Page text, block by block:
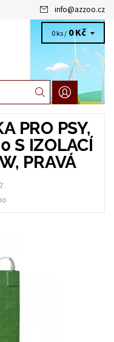
info@azzoo.cz
0 ks / 0 Kč
PRO PSY,
S IZOLACÍ
PRAVÁ